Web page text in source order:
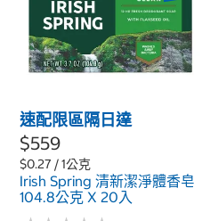
速配限區隔日達
$559
$0.27 / 1公克
Irish Spring 清新潔淨體香皂
104.8公克 X 20入